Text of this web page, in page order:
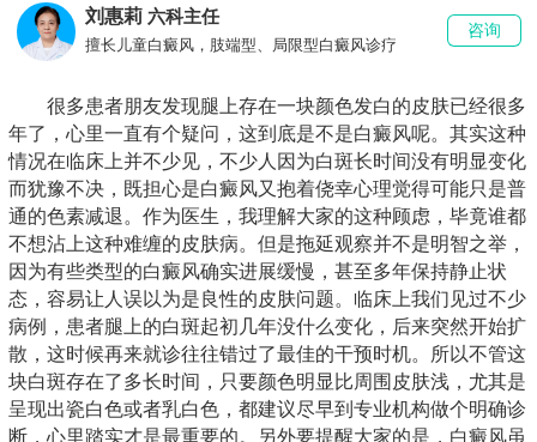
刘惠莉 六科主任
擅长儿童白癜风，肢端型、局限型白癜风诊疗
咨询
很多患者朋友发现腿上存在一块颜色发白的皮肤已经很多
年了，心里一直有个疑问，这到底是不是白癜风呢。其实这种
情况在临床上并不少见，不少人因为白斑长时间没有明显变化
而犹豫不决，既担心是白癜风又抱着侥幸心理觉得可能只是普
通的色素减退。作为医生，我理解大家的这种顾虑，毕竟谁都
不想沾上这种难缠的皮肤病。但是拖延观察并不是明智之举，
因为有些类型的白癜风确实进展缓慢，甚至多年保持静止状
态，容易让人误以为是良性的皮肤问题。临床上我们见过不少
病例，患者腿上的白斑起初几年没什么变化，后来突然开始扩
散，这时候再来就诊往往错过了最佳的干预时机。所以不管这
块白斑存在了多长时间，只要颜色明显比周围皮肤浅，尤其是
呈现出瓷白色或者乳白色，都建议尽早到专业机构做个明确诊
断，心里踏实才是最重要的。另外要提醒大家的是，白癜风虽